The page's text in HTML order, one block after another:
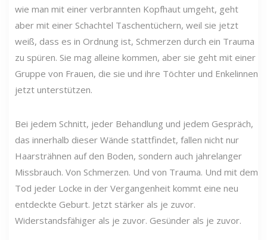
wie man mit einer verbrannten Kopfhaut umgeht, geht
aber mit einer Schachtel Taschentüchern, weil sie jetzt
weiß, dass es in Ordnung ist, Schmerzen durch ein Trauma
zu spüren. Sie mag alleine kommen, aber sie geht mit einer
Gruppe von Frauen, die sie und ihre Töchter und Enkelinnen
jetzt unterstützen.
Bei jedem Schnitt, jeder Behandlung und jedem Gespräch,
das innerhalb dieser Wände stattfindet, fallen nicht nur
Haarsträhnen auf den Boden, sondern auch jahrelanger
Missbrauch. Von Schmerzen. Und von Trauma. Und mit dem
Tod jeder Locke in der Vergangenheit kommt eine neu
entdeckte Geburt. Jetzt stärker als je zuvor.
Widerstandsfähiger als je zuvor. Gesünder als je zuvor.